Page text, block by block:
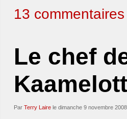
13 commentaires
Le chef
Par Terry Laire le dimanche 9 novembre